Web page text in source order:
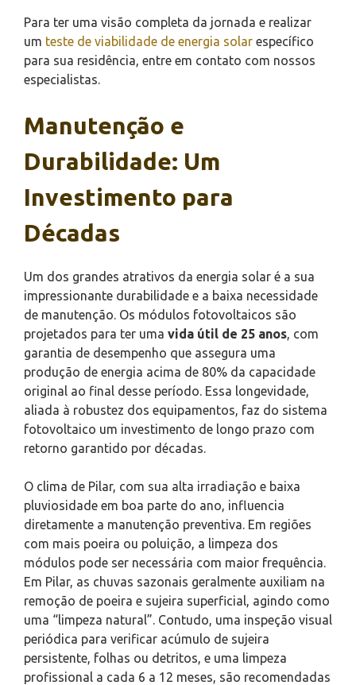
Para ter uma visão completa da jornada e realizar
um teste de viabilidade de energia solar específico
para sua residência, entre em contato com nossos
especialistas.
Manutenção e
Durabilidade: Um
Investimento para
Décadas
Um dos grandes atrativos da energia solar é a sua
impressionante durabilidade e a baixa necessidade
de manutenção. Os módulos fotovoltaicos são
projetados para ter uma vida útil de 25 anos , com
garantia de desempenho que assegura uma
produção de energia acima de 80% da capacidade
original ao final desse período. Essa longevidade,
aliada à robustez dos equipamentos, faz do sistema
fotovoltaico um investimento de longo prazo com
retorno garantido por décadas.
O clima de Pilar, com sua alta irradiação e baixa
pluviosidade em boa parte do ano, influencia
diretamente a manutenção preventiva. Em regiões
com mais poeira ou poluição, a limpeza dos
módulos pode ser necessária com maior frequência.
Em Pilar, as chuvas sazonais geralmente auxiliam na
remoção de poeira e sujeira superficial, agindo como
uma “limpeza natural”. Contudo, uma inspeção visual
periódica para verificar acúmulo de sujeira
persistente, folhas ou detritos, e uma limpeza
profissional a cada 6 a 12 meses, são recomendadas